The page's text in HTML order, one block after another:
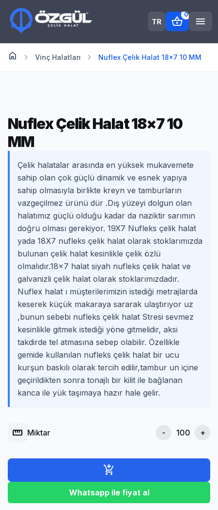
TR shopping_basket
0
menu
home Anasayfa
chevron_right Vinç Halatları chevron_right Nuflex Çelik Halat 18×7 10 MM
Nuflex Çelik Halat 18×7 10
MM
Çelik halatalar arasında en yüksek mukavemete
sahip olan çok güçlü dinamik ve esnek yapıya
sahip olmasıyla birlikte kreyn ve tamburların
vazgeçilmez ürünü dür .Dış yüzeyi dolgun olan
halatımız güçlü olduğu kadar da naziktir sarımın
doğru olması gerekiyor. 19X7 Nufleks çelik halat
yada 18X7 nufleks çelik halat olarak stoklarımızda
bulunan çelik halat kesinlikle çelik özlü
olmalıdır.18×7 halat siyah nufleks çelik halat ve
galvanizli çelik halat olarak stoklarımızdadır.
Nuflex halat ı müşterilerimizin istediği metrajlarda
keserek küçük makaraya sararak ulaştırıyor uz
,bunun sebebi nufleks çelik halat Stresi sevmez
kesinlikle gitmek istediği yöne gitmelidir, aksi
takdirde tel atmasına sebep olabilir. Özellikle
gemide kullanılan nufleks çelik halat bir ucu
kurşun baskılı olarak tercih edilir,tambur un içine
geçirildikten sonra tonajlı bir kilit ile bağlanan
kanca ile yük taşımaya hazır hale gelir.
straighten Miktar - +
add_shopping_cart
Whatsapp ile fiyat al